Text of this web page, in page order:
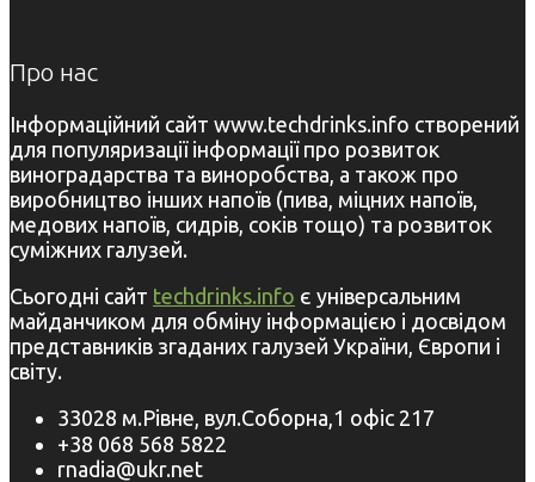
Про нас
Інформаційний сайт www.techdrinks.info створений
для популяризації інформації про розвиток
виноградарства та виноробства, а також про
виробництво інших напоїв (пива, міцних напоїв,
медових напоїв, сидрів, соків тощо) та розвиток
суміжних галузей.
Сьогодні сайт techdrinks.info є універсальним
майданчиком для обміну інформацією і досвідом
представників згаданих галузей України, Європи і
світу.
33028 м.Рівне, вул.Соборна,1 офіс 217
+38 068 568 5822
rnadia@ukr.net